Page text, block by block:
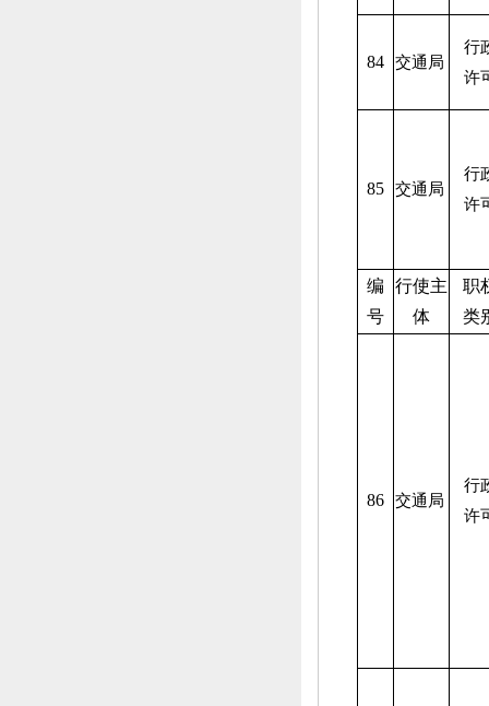
84 交通局
行
许
85 交通局
行
许
编
号
行使主
体
职
类
86 交通局
行
许